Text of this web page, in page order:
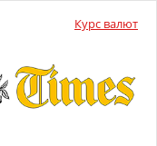
Курс валют